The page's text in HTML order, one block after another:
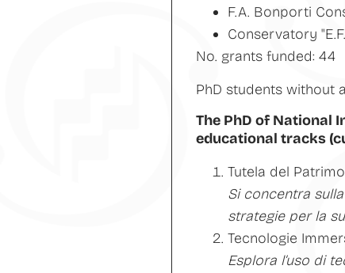
F.A. Bonporti
Conservatory
No. grants funded: 44
PhD students without
The PhD of National
educational tracks
Tutela del
Si concentra
strategie per la
Tecnologie
Esplora l’uso di